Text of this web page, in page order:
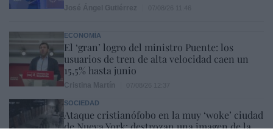
ECONOMÍA
El ‘gran’ logro del ministro Puente: los
usuarios de tren de alta velocidad caen un
15,5% hasta junio
SOCIEDAD
Ataque cristianófobo en la muy ‘woke’ ciudad
de Nueva York: destrozan una imagen de la